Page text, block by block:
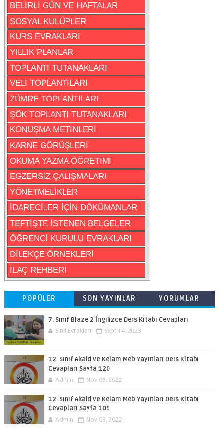
BELİRLİ GÜN VE HAFTALAR
SOSYAL KULÜPLER
KURS EVRAKLARI
YILLIK PLANLAR
TOPLANTI TUTANAKLARI
VELİ TOPLANTILARI
ZÜMRE TOPLANTILARI
ŞÖK TOPLANTI TUTANAKLARI
KONUŞMA METİNLERİ
KARNE GÖRÜŞLERİ
OKUMA YAZMA ÖĞRETİMİ
EGZERSİZ ÇALIŞMALARI
YÖNETMELİKLER
İDARECİLER İÇİN DÖKÜMANLAR
TEFTİŞTE İSTENEN BELGELER
ÖĞRENCİ KURULU EVRAKLARI
DİLEKÇE ÖRNEKLERİ
İLAÇ REHBERİ
POPÜLER SON YAYINLAR YORUMLAR
7. Sınıf Blaze 2 İngilizce Ders Kitabı Cevapları
Sınıf Evrakları Sept 14, 2023
12. Sınıf Akaid ve Kelam Meb Yayınları Ders Kitabı
Cevapları Sayfa 120
Admin Nov 03, 2022
12. Sınıf Akaid ve Kelam Meb Yayınları Ders Kitabı
Cevapları Sayfa 109
Admin Nov 03, 2022